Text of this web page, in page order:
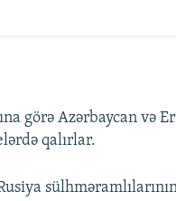
görə Azərbaycan və
qalırlar.